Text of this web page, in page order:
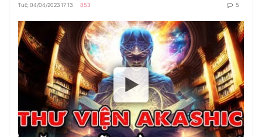
Thế Nào?
Thú Cưng Giúp Bạn Xoa Dịu Nỗi Đau Như
Thế Nào?
Vì Sao Cần Tìm Hiểu Về Ngụy Biện?
Tue, 04/04/2023 17:13 853 5